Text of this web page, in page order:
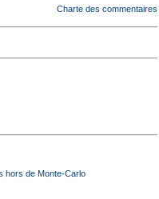
Charte des commentaires
hors de Monte-Carlo